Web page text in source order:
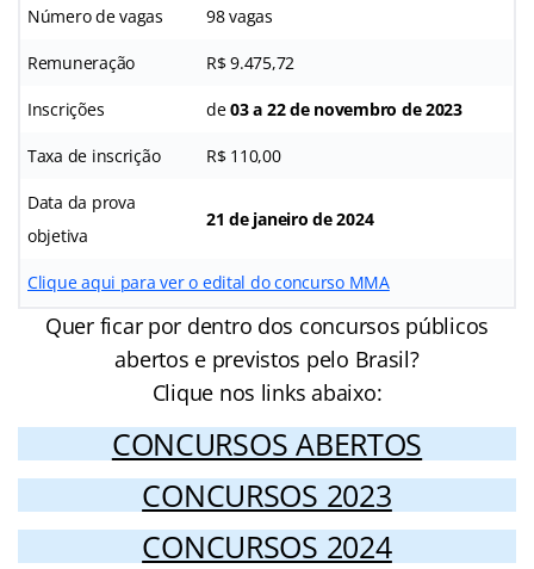
Número de vagas 98 vagas
Remuneração R$ 9.475,72
Inscrições de03 a 22 de novembro de 2023
Taxa de inscrição R$ 110,00
Data da prova
objetiva
21 de janeiro de 2024
Clique aqui para ver o edital do concurso MMA
Quer ficar por dentro dos concursos públicos
abertos e previstos pelo Brasil?
Clique nos links abaixo:
CONCURSOS ABERTOS
CONCURSOS 2023
CONCURSOS 2024